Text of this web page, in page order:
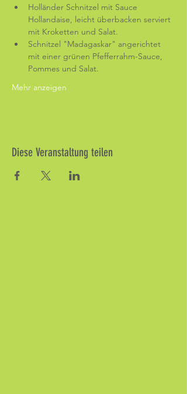
Holländer Schnitzel mit Sauce
Hollandaise, leicht überbacken serviert
mit Kroketten und Salat.
Schnitzel "Madagaskar" angerichtet
mit einer grünen Pfefferrahm-Sauce,
Pommes und Salat.
Mehr anzeigen
Diese Veranstaltung teilen